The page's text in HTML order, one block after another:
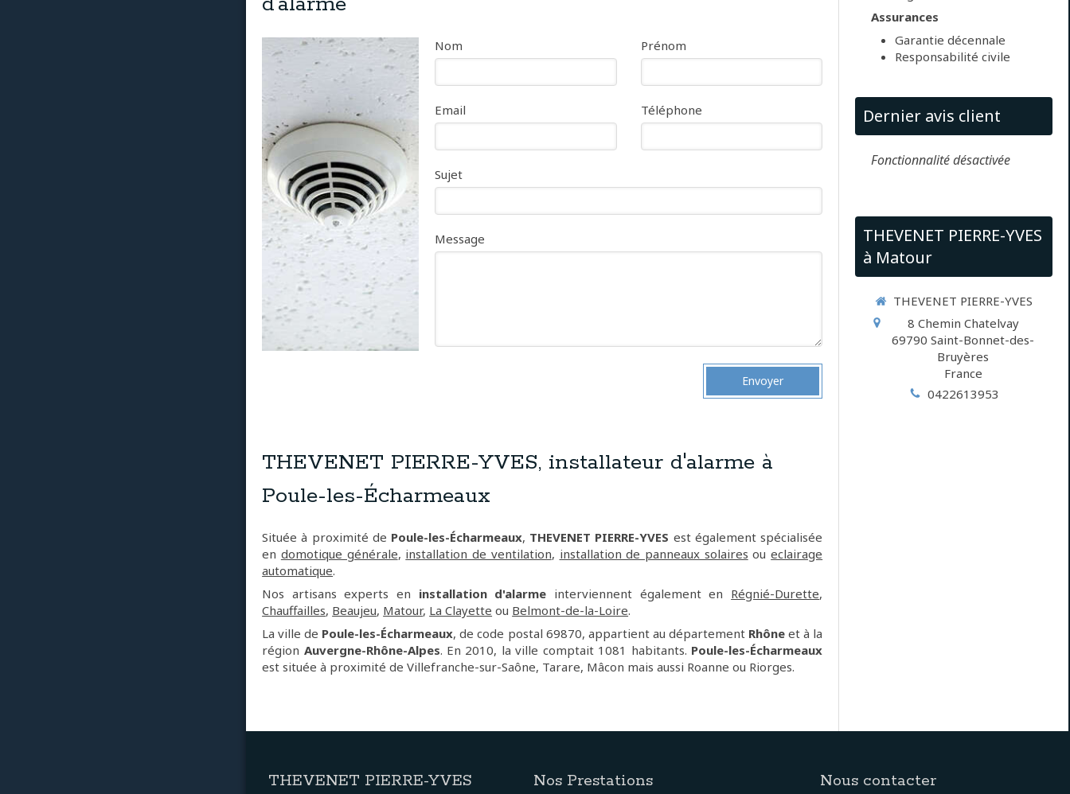
Nom Prénom
Email Téléphone
Sujet
Message
Envoyer
THEVENET PIERRE-YVES, installateur d'alarme à
Poule-les-Écharmeaux
Située à proximité de Poule-les-Écharmeaux, THEVENET PIERRE-YVES est également spécialisée
en domotique générale, installation de ventilation, installation de panneaux solaires oueclairage
automatique.
Nos artisans experts en installation d'alarme interviennent également en Régnié-Durette,
Chauffailles, Beaujeu, Matour, La Clayette ou Belmont-de-la-Loire.
La ville de Poule-les-Écharmeaux, de code postal 69870, appartient au département Rhôneet à la
région Auvergne-Rhône-Alpes. En 2010, la ville comptait 1081 habitants. Poule-les-Écharmeaux
est située à proximité de Villefranche-sur-Saône, Tarare, Mâcon mais aussi Roanne ou Riorges.
Assurances
Garantie décennale
Responsabilité civile
Dernier avis client
Fonctionnalité désactivée
THEVENET PIERRE-YVES
à Matour
THEVENET PIERRE-YVES
8 Chemin Chatelvay
69790 Saint-Bonnet-des-
Bruyères
France
0422613953
THEVENET PIERRE-YVES Nos Prestations Nous contacter